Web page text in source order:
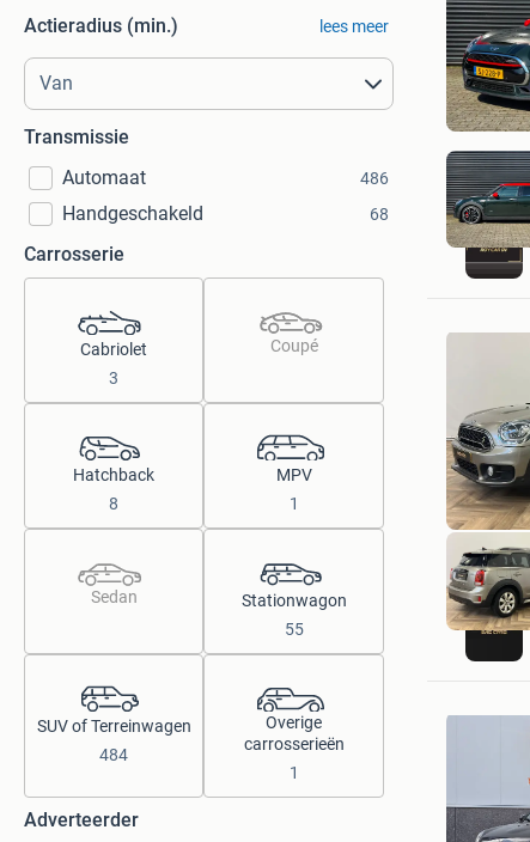
Actieradius (min.) lees meer
Transmissie
Automaat
486
Handgeschakeld 68
Carrosserie
Cabriolet
3
Coupé
Hatchback
8
MPV
1
Sedan
Stationwagon
55
SUV of Terreinwagen
484
Overige
carrosserieën
1
Adverteerder